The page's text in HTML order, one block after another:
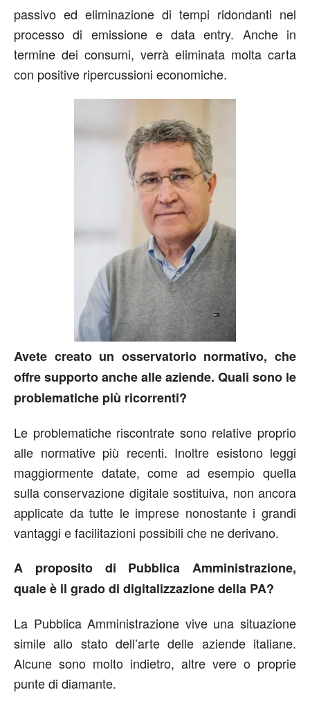
passivo ed eliminazione di tempi ridondanti nel
processo di emissione e data entry. Anche in
termine dei consumi, verrà eliminata molta carta
con positive ripercussioni economiche.
Avete creato un osservatorio normativo, che
offre supporto anche alle aziende. Quali sono le
problematiche più ricorrenti?
Le problematiche riscontrate sono relative proprio
alle normative più recenti. Inoltre esistono leggi
maggiormente datate, come ad esempio quella
sulla conservazione digitale sostituiva, non ancora
applicate da tutte le imprese nonostante i grandi
vantaggi e facilitazioni possibili che ne derivano.
A proposito di Pubblica Amministrazione,
quale è il grado di digitalizzazione della PA?
La Pubblica Amministrazione vive una situazione
simile allo stato dell’arte delle aziende italiane.
Alcune sono molto indietro, altre vere o proprie
punte di diamante.